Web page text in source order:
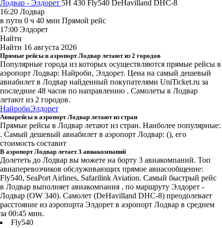
Лодвар - Элдорет 5H 430 Fly540 DeHavilland DHC-8
16:20 Лодвар
в пути 0 ч 40 мин Прямой рейс
17:00 Элдорет
Найти
Найти 16 августа 2026
Прямые рейсы в аэропорт Лодвар летают из 2 городов
Популярные города из которых осуществляются прямые рейсы в
аэропорт Лодвар: Найроби, Элдорет. Цена на самый дешевый
авиабилет в Лодвар найденный покупателями UniTicket.ru за
последние 48 часов по направлению . Самолеты в Лодвар
летают из 2 городов.
НайробиЭлдорет
Авиарейсы в аэропорт Лодвар летают из стран
Прямые рейсы в Лодвар летают из стран. Наиболее популярные:
. Самый дешевый авиабилет в аэропорт Лодвар: (), его
стоимость составит
В аэропорт Лодвар летает 3 авиакомпаний
Долететь до Лодвар вы можете на борту 3 авиакомпаний. Топ
авиаперевозчиков обслуживающих прямое авиасообщение:
Fly540, SeaPort Airlines, Safarilink Aviation. Самый быстрый рейс
в Лодвар выполняет авиакомпания , по маршруту Элдорет -
Лодвар (OW 340). Самолет (DeHavilland DHC-8) преодолевает
расстояние из аэропорта Элдорет в аэропорт Лодвар в среднем
за 00:45 мин.
Fly540